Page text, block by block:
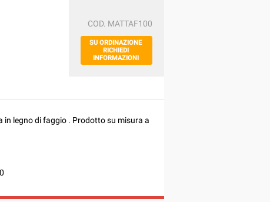
COD. MATTAF100
SU ORDINAZIONE
RICHIEDI
INFORMAZIONI
in legno di faggio . Prodotto su misura a